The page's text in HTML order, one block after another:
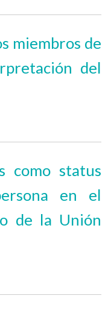
miembros de
del
como status
en el
de la Unión